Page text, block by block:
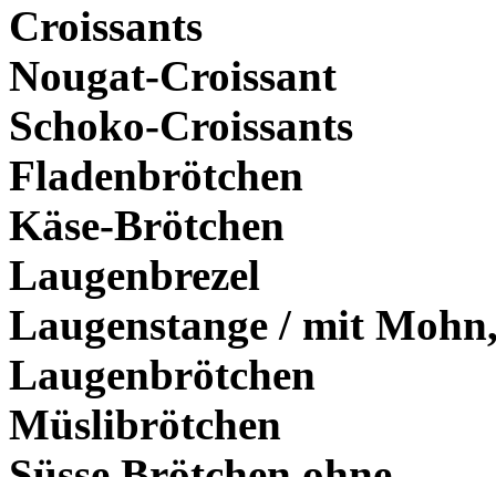
Croissants
Nougat-Croissant
Schoko-Croissants
Fladenbrötchen
Käse-Brötchen
Laugenbrezel
Laugenstange / mit
Laugenbrötchen
Müslibrötchen